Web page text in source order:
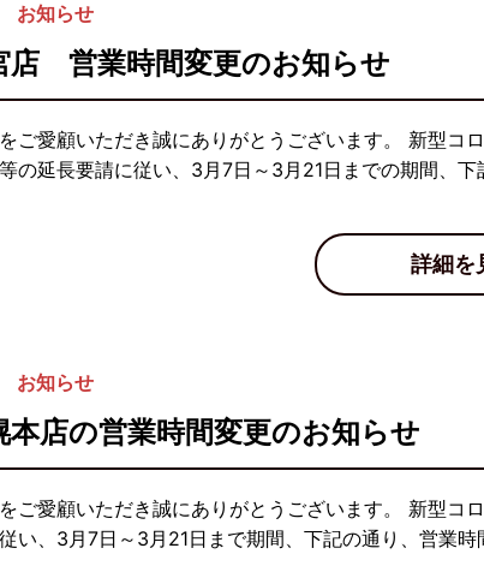
お知らせ
店 営業時間変更のお知らせ
ご愛顧いただき誠にありがとうございます。 新型コ
の延長要請に従い、3月7日～3月21日までの期間、
詳細を
お知らせ
本店の営業時間変更のお知らせ
ご愛顧いただき誠にありがとうございます。 新型コ
い、3月7日～3月21日まで期間、下記の通り、営業